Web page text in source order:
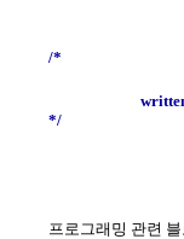
/*
*/
프로그래밍 관련